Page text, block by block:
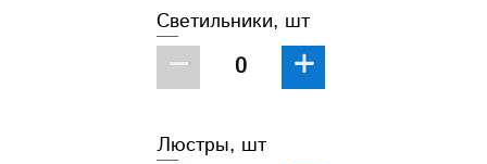
Светильники, шт
− +
Люстры, шт